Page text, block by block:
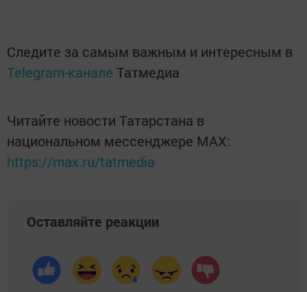
Следите за самым важным и интересным в
Telegram-канале Татмедиа
Читайте новости Татарстана в
национальном мессенджере MАХ:
https://max.ru/tatmedia
Оставляйте реакции